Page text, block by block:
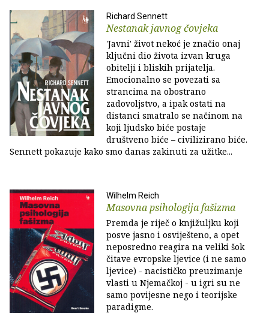
Richard Sennett
Nestanak javnog čovjeka
'Javni' život nekoć je značio onaj
ključni dio života izvan kruga
obitelji i bliskih prijatelja.
Emocionalno se povezati sa
strancima na obostrano
zadovoljstvo, a ipak ostati na
distanci smatralo se načinom na
koji ljudsko biće postaje
društveno biće – civilizirano biće.
Sennett pokazuje kako smo danas zakinuti za užitke...
Wilhelm Reich
Masovna psihologija fašizma
Premda je riječ o knjižuljku koji
posve jasno i osviješteno, a opet
neposredno reagira na veliki šok
čitave evropske ljevice (i ne samo
ljevice) - nacističko preuzimanje
vlasti u Njemačkoj - u igri su ne
samo povijesne nego i teorijske
paradigme.